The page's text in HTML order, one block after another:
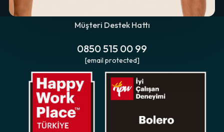
Müşteri Destek Hattı
0850 515 00 99
[email protected]